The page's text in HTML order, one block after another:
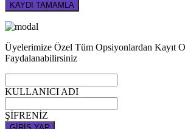
KAYDI TAMAMLA
Üyelerimize Özel Tüm Opsiyonlardan Kayıt
Faydalanabilirsiniz
KULLANICI ADI
ŞİFRENİZ